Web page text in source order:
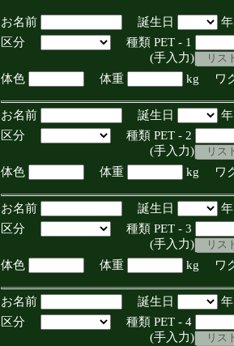
お名前 誕生日
区分
種類 PET - 1
(手入力)
体色
体重 kg ワ
お名前 誕生日
区分
種類 PET - 2
(手入力)
体色
体重 kg ワ
お名前 誕生日
区分
種類 PET - 3
(手入力)
体色
体重 kg ワ
お名前 誕生日
区分
種類 PET - 4
(手入力)